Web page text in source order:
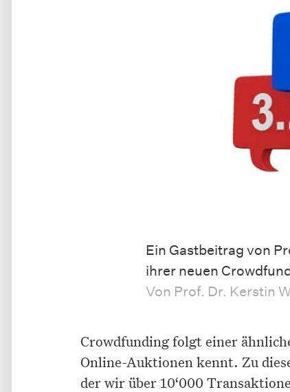
Ein Gastbeitrag von
ihrer neuen
Von Prof. Dr. Kerstin
Crowdfunding folgt einer
Online-Auktionen kennt. Zu
der wir über 10‘000